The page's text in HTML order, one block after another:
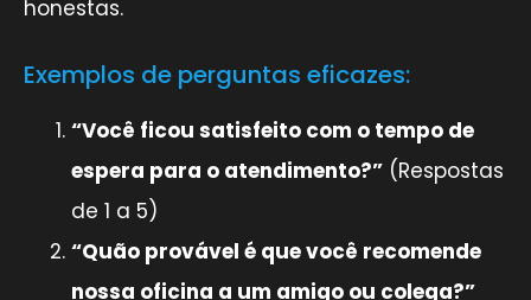
honestas.
Exemplos de perguntas eficazes:
“Você ficou satisfeito com o tempo de
espera para o atendimento?” (Respostas
de 1 a 5)
“Quão provável é que você recomende
nossa oficina a um amigo ou colega?”